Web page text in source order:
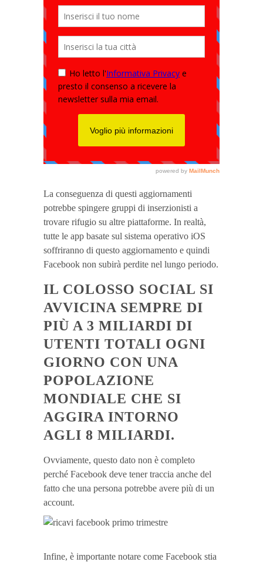
La conseguenza di questi aggiornamenti
potrebbe spingere gruppi di inserzionisti a
trovare rifugio su altre piattaforme. In realtà,
tutte le app basate sul sistema operativo iOS
soffriranno di questo aggiornamento e quindi
Facebook non subirà perdite nel lungo periodo.
IL COLOSSO SOCIAL SI
AVVICINA SEMPRE DI
PIÙ A 3 MILIARDI DI
UTENTI TOTALI OGNI
GIORNO CON UNA
POPOLAZIONE
MONDIALE CHE SI
AGGIRA INTORNO
AGLI 8 MILIARDI.
Ovviamente, questo dato non è completo
perché Facebook deve tener traccia anche del
fatto che una persona potrebbe avere più di un
account.
Infine, è importante notare come Facebook stia